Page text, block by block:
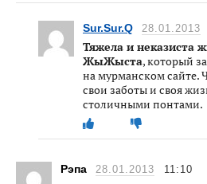
Sur.Sur.Q 28.01.2013
Тяжела и неказиста
ЖыЖыста, который
на мурманском сайте.
свои заботы и своя
столичными понтами.
Рэпа 28.01.2013 11:10